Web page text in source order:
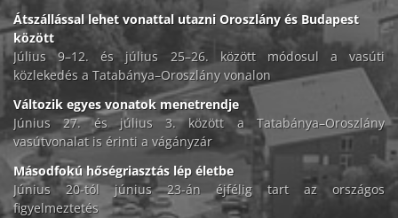
Átszállással lehet vonattal utazni Oroszlány és Budapest
között
Július 9–12. és július 25–26. között módosul a vasúti
közlekedés a Tatabánya–Oroszlány vonalon
Változik egyes vonatok menetrendje
Június 27. és július 3. között a Tatabánya–Oroszlány
vasútvonalat is érinti a vágányzár
Másodfokú hőségriasztás lép életbe
Június 20-tól június 23-án éjfélig tart az országos
figyelmeztetés